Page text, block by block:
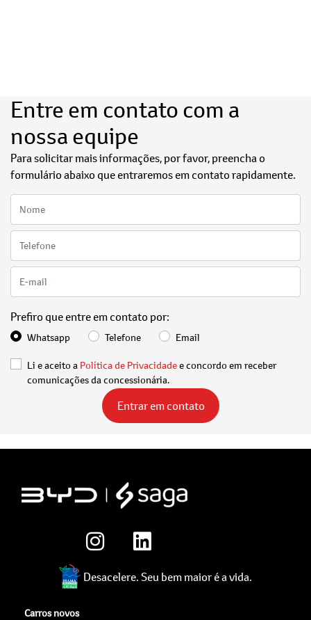
Entre em contato com a
nossa equipe
Para solicitar mais informações, por favor, preencha o
formulário abaixo que entraremos em contato rapidamente.
Prefiro que entre em contato por:
Whatsapp Telefone Email
Li e aceito a Política de Privacidadee concordo em receber
comunicações da concessionária.
Entrar em contato
Desacelere. Seu bem maior é a vida.
Carros novos